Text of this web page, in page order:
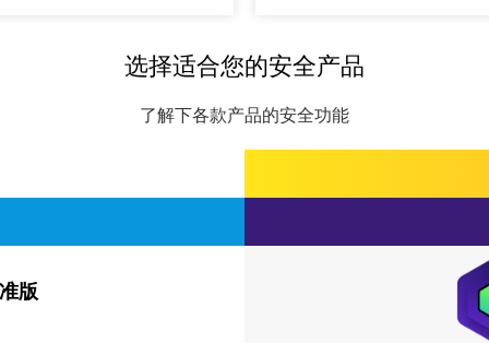
选择适合您的安全产品
了解下各款产品的安全功能
版